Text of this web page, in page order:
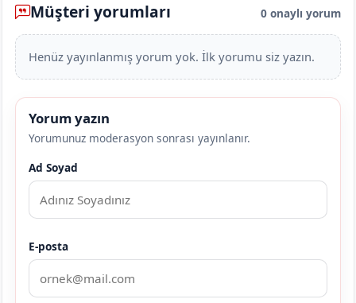
Müşteri yorumları 0 onaylı yorum
Henüz yayınlanmış yorum yok. İlk yorumu siz yazın.
Yorum yazın
Yorumunuz moderasyon sonrası yayınlanır.
Ad Soyad
E-posta